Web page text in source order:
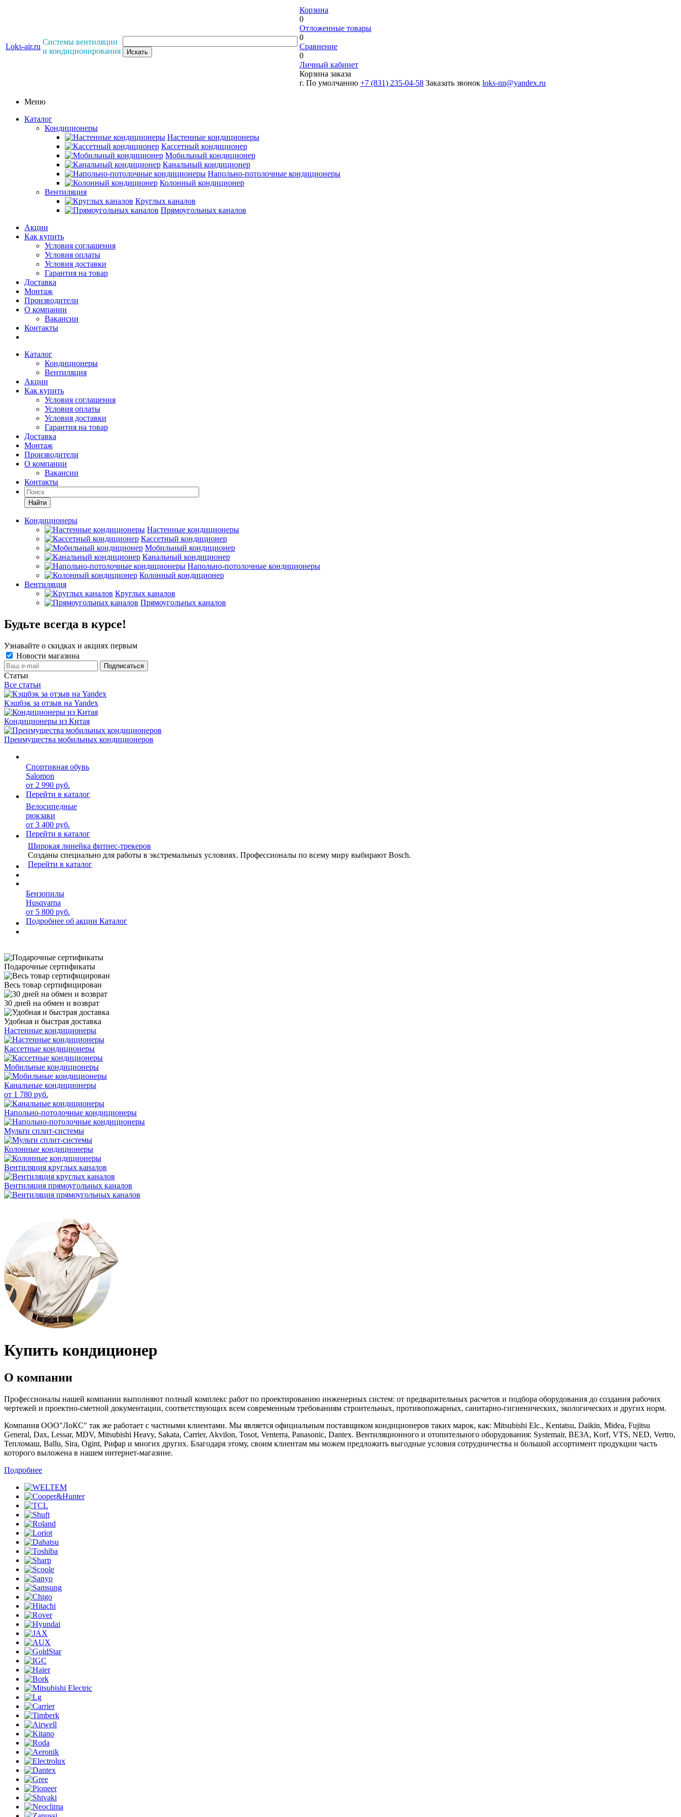
Loks-air.ru
Системы вентиляции
и кондиционирования
Корзина
0
Отложенные товары
0
Сравнение
0
Личный кабинет
Корзина заказа
г. По умолчанию +7 (831) 235-04-58 Заказать звонок loks-nn@yandex.ru
Меню
Каталог
Кондиционеры
Настенные кондиционеры
Кассетный кондиционер
Мобильный кондиционер
Канальный кондиционер
Напольно-потолочные кондиционеры
Колонный кондиционер
Вентиляция
Круглых каналов
Прямоугольных каналов
Акции
Как купить
Условия соглашения
Условия оплаты
Условия доставки
Гарантия на товар
Доставка
Монтаж
Производители
О компании
Вакансии
Контакты
Каталог
Кондиционеры
Вентиляция
Акции
Как купить
Условия соглашения
Условия оплаты
Условия доставки
Гарантия на товар
Доставка
Монтаж
Производители
О компании
Вакансии
Контакты
Кондиционеры
Настенные кондиционеры
Кассетный кондиционер
Мобильный кондиционер
Канальный кондиционер
Напольно-потолочные кондиционеры
Колонный кондиционер
Вентиляция
Круглых каналов
Прямоугольных каналов
Будьте всегда в курсе!
Узнавайте о скидках и акциях первым
Новости магазина
Статьи
Все статьи
Кэшбэк за отзыв на Yandex
Кондиционеры из Китая
Преимущества мобильных кондиционеров
Спортивная обувь
Salomon
от 2 990 руб.
Перейти в каталог
Велосипедные
рюкзаки
от 3 400 руб.
Перейти в каталог
Широкая линейка фитнес-трекеров
Созданы специально для работы в экстремальных условиях. Профессионалы по всему миру выбирают Bosch.
Перейти в каталог
Бензопилы
Husqvarna
от 5 800 руб.
Подробнее об акции Каталог
Подарочные сертификаты
Весь товар сертифицирован
30 дней на обмен и возврат
Удобная и быстрая доставка
Настенные кондиционеры
Кассетные кондиционеры
Мобильные кондиционеры
Канальные кондиционеры
от 1 780 руб.
Напольно-потолочные кондиционеры
Мульти сплит-системы
Колонные кондиционеры
Вентиляция круглых каналов
Вентиляция прямоугольных каналов
Купить кондиционер
О компании
Профессионалы нашей компании выполняют полный комплекс работ по проектированию инженерных систем: от предварительных расчетов и подбора оборудования до создания рабочих
чертежей и проектно-сметной документации, соответствующих всем современным требованиям строительных, противопожарных, санитарно-гигиенических, экологических и других норм.
Компания ООО"ЛоКС" так же работает с частными клиентами. Мы является официальным поставщиком кондиционеров таких марок, как: Mitsubishi Elc., Kentatsu, Daikin, Midea, Fujitsu
General, Dax, Lessar, MDV, Mitsubishi Heavy, Sakata, Carrier, Akvilon, Tosot, Venterra, Panasonic, Dantex. Вентиляционного и отопительного оборудования: Systemair, ВЕЗА, Korf, VTS, NED, Vertro,
Тепломаш, Ballu, Sira, Ogint, Рифар и многих других. Благодаря этому, своим клиентам мы можем предложить выгодные условия сотрудничества и большой ассортимент продукции часть
которого выложена в нашем интернет-магазине.
Подробнее